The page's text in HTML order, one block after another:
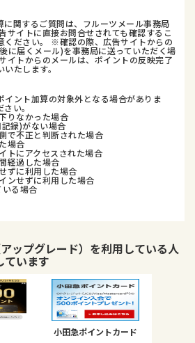
に関するご質問は、フルーツメール事務局
サイトに直接お問合せされても確認するこ
ください。 ※確認の際、広告サイトからの
に届くメール)を事務局に送っていただく場
イトからのメールは、ポイントの反映完了
たします。
イント加算の対象外となる場合がありま
い。
りなかった場合
録)がない場合
で不正と判断された場合
場合
トにアクセスされた場合
経過した場合
ずに利用した場合
ンせずに利用した場合
る場合
ップグレード） を利用している人
ています
小田急ポイントカード